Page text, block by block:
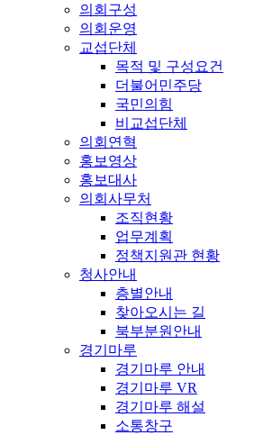
의회구성
의회운영
교섭단체
목적 및 구성요건
더불어민주당
국민의힘
비교섭단체
의회연혁
홍보영상
홍보대사
의회사무처
조직현황
업무계획
정책지원관 현황
청사안내
층별안내
찾아오시는 길
북부분원안내
경기마루
경기마루 안내
경기마루 VR
경기마루 해설
소통창구